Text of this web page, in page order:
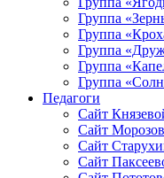
Группа
Группа
Группа
Группа
Группа
Педагоги
Сайт
Сайт
Сайт
Сайт